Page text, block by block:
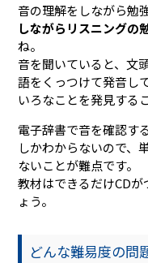
音の理解をしながら勉
しながらリスニングの
ね。
音を聞いていると、文
語をくっつけて発音し
いろなことを発見する
電子辞書で音を確認す
しかわからないので、
ないことが難点です。
教材はできるだけCD
ょう。
どんな難易度の問